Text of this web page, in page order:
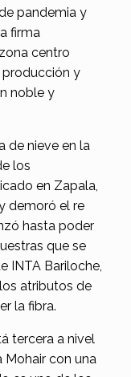
pandemia y
firma
centro
producción y
noble y
de nieve en la
los
en Zapala,
demoró el re
hasta poder
que se
INTA Bariloche,
atributos de
la fibra.
tercera a nivel
con una